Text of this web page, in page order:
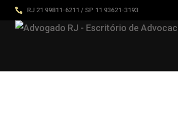
RJ 21 99811-6211 / SP 11 93621-3193